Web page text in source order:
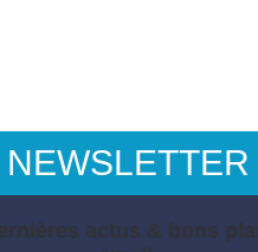
NEWSLETTER
actus & bons